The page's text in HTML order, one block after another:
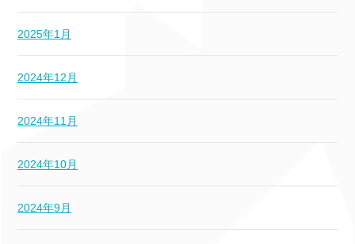
2025年1月
2024年12月
2024年11月
2024年10月
2024年9月